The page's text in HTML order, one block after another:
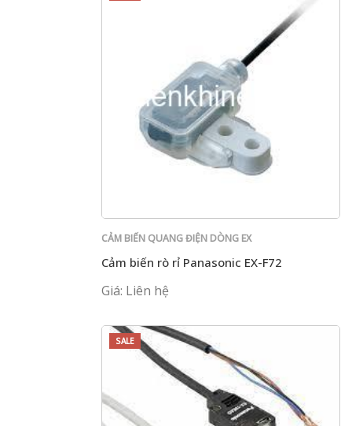
CẢM BIẾN QUANG ĐIỆN DÒNG EX
Cảm biến rò rỉ Panasonic EX-F72
Giá: Liên hệ
SALE